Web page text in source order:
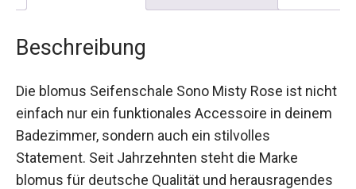
Beschreibung
Die blomus Seifenschale Sono Misty Rose ist nicht
einfach nur ein funktionales Accessoire in deinem
Badezimmer, sondern auch ein stilvolles
Statement. Seit Jahrzehnten steht die Marke
blomus für deutsche Qualität und herausragendes